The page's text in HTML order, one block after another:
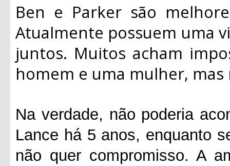
Ben e Parker são
Atualmente possuem uma
juntos. Muitos acham
homem e uma mulher,
Na verdade, não poderia
Lance há 5 anos, enquanto
não quer compromisso. A